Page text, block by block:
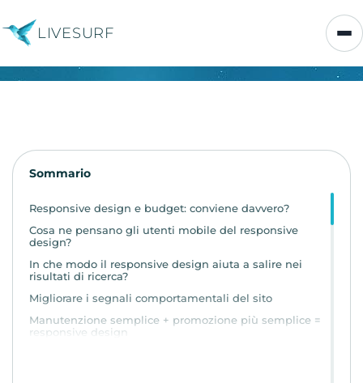
LIVESURF
Sommario
Responsive design e budget: conviene davvero?
Cosa ne pensano gli utenti mobile del responsive
design?
In che modo il responsive design aiuta a salire nei
risultati di ricerca?
Migliorare i segnali comportamentali del sito
Manutenzione semplice + promozione più semplice =
responsive design